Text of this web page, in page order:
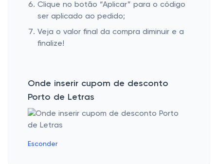
Clique no botão “Aplicar” para o código
ser aplicado ao pedido;
Veja o valor final da compra diminuir e a
finalize!
Onde inserir cupom de desconto
Porto de Letras
Esconder